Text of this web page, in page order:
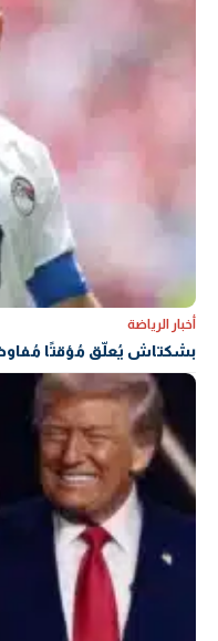
أخبار الرياضة
بشكتاش يُعلّق مُؤقتًا